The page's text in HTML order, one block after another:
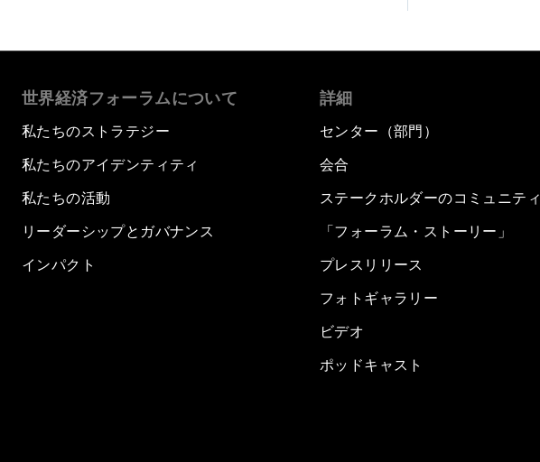
世界経済フォーラムについて
私たちのストラテジー
私たちのアイデンティティ
私たちの活動
リーダーシップとガバナンス
インパクト
詳細
センター（部門）
会合
ステークホルダーのコミュニティ
「フォーラム・ストーリー」
プレスリリース
フォトギャラリー
ビデオ
ポッドキャスト